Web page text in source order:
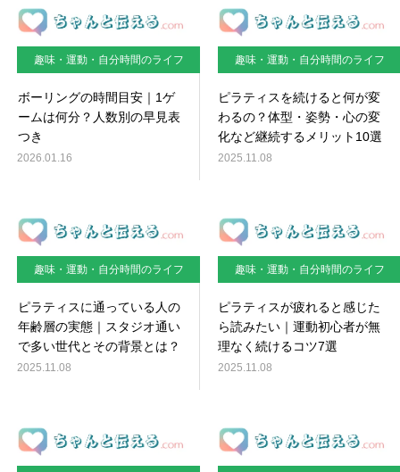
趣味・運動・自分時間のライフ
ボーリングの時間目安｜1ゲ
ームは何分？人数別の早見表
つき
2026.01.16
趣味・運動・自分時間のライフ
ピラティスを続けると何が変
わるの？体型・姿勢・心の変
化など継続するメリット10選
2025.11.08
趣味・運動・自分時間のライフ
ピラティスに通っている人の
年齢層の実態｜スタジオ通い
で多い世代とその背景とは？
2025.11.08
趣味・運動・自分時間のライフ
ピラティスが疲れると感じた
ら読みたい｜運動初心者が無
理なく続けるコツ7選
2025.11.08